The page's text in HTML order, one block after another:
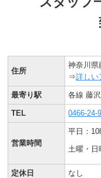
住所
神奈川県
⇒詳しい
最寄り駅 各線 藤
TEL 0466-24-
営業時間
平日：
土曜・日
定休日 なし